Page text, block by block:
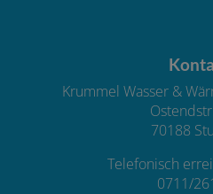
Footer - Kontaktdaten
Krummel Wasser &
70188
Telefonisch
0711/